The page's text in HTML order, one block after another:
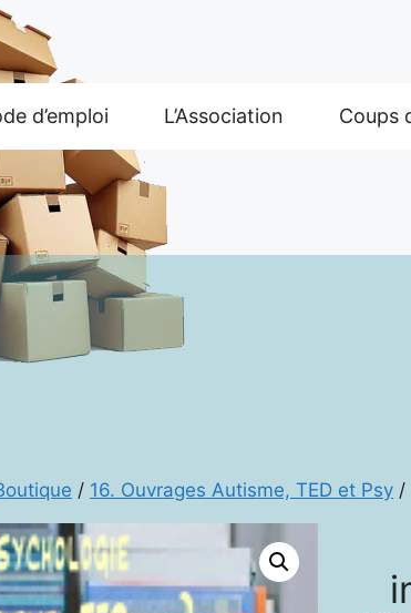
d’emploi L’Association Coups
/ 16. Ouvrages Autisme, TED et Psy /